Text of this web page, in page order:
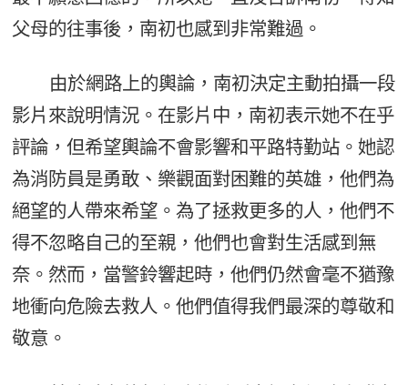
父母的往事後，南初也感到非常難過。
由於網路上的輿論，南初決定主動拍攝一段
影片來說明情況。在影片中，南初表示她不在乎
評論，但希望輿論不會影響和平路特勤站。她認
為消防員是勇敢、樂觀面對困難的英雄，他們為
絕望的人帶來希望。為了拯救更多的人，他們不
得不忽略自己的至親，他們也會對生活感到無
奈。然而，當警鈴響起時，他們仍然會毫不猶豫
地衝向危險去救人。他們值得我們最深的尊敬和
敬意。